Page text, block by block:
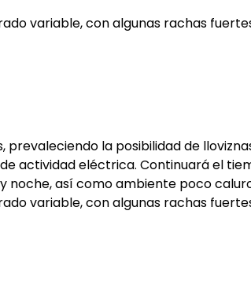
variable, con algunas rachas
prevaleciendo la posibilidad de
actividad eléctrica. Continuará el
noche, así como ambiente poco
variable, con algunas rachas